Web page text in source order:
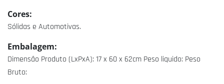
Cores:
Sólidas e Automotivas.
Embalagem:
Dimensão Produto (LxPxA): 17 x 60 x 62cm Peso liquido: Peso
Bruto: